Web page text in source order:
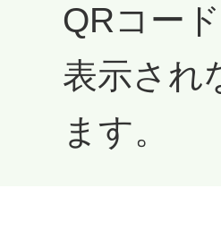
QRコー
表示され
ます。